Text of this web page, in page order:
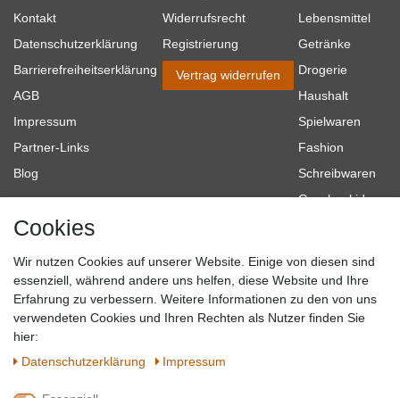
Kontakt
Datenschutzerklärung
Barrierefreiheitserklärung
AGB
Impressum
Partner-Links
Blog
Widerrufsrecht
Registrierung
Vertrag widerrufen
Lebensmittel
Getränke
Drogerie
Haushalt
Spielwaren
Fashion
Schreibwaren
Geschenkideen
Topmarken
SICHER EINKAUFEN
Cookies
Wir nutzen Cookies auf unserer Website. Einige von diesen sind
essenziell, während andere uns helfen, diese Website und Ihre
Erfahrung zu verbessern. Weitere Informationen zu den von uns
verwendeten Cookies und Ihren Rechten als Nutzer finden Sie
hier:
Daten­schutz­erklärung
Impressum